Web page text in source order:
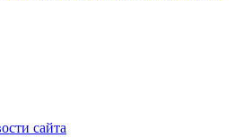
сайта